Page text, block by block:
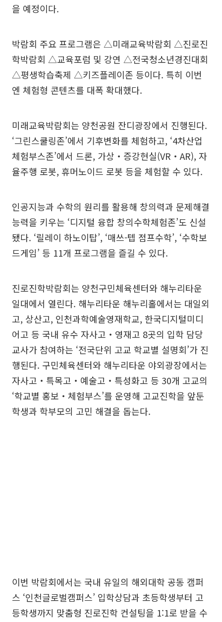
을 예정이다.
박람회 주요 프로그램은 △미래교육박람회 △진로진
학박람회 △교육포럼 및 강연 △전국청소년경진대회
△평생학습축제 △키즈플레이존 등이다. 특히 이번
엔 체험형 콘텐츠를 대폭 확대했다.
미래교육박람회는 양천공원 잔디광장에서 진행된다.
‘그린스쿨링존’에서 기후변화를 체험하고, ‘4차산업
체험부스존’에서 드론, 가상‧증강현실(VR‧AR), 자
율주행 로봇, 휴머노이드 로봇 등을 체험할 수 있다.
인공지능과 수학의 원리를 활용해 창의력과 문제해결
능력을 키우는 ‘디지털 융합 창의수학체험존’도 신설
됐다. ‘릴레이 하노이탑’, ‘매쓰-텝 점프수학’, ‘수학보
드게임’ 등 11개 프로그램을 즐길 수 있다.
진로진학박람회는 양천구민체육센터와 해누리타운
일대에서 열린다. 해누리타운 해누리홀에서는 대일외
고, 상산고, 인천과학예술영재학교, 한국디지털미디
어고 등 국내 유수 자사고‧영재고 8곳의 입학 담당
교사가 참여하는 ‘전국단위 고교 학교별 설명회’가 진
행된다. 구민체육센터와 해누리타운 야외광장에서는
자사고‧특목고‧예술고‧특성화고 등 30개 고교의
‘학교별 홍보‧체험부스’를 운영해 고교진학을 앞둔
학생과 학부모의 고민 해결을 돕는다.
이번 박람회에서는 국내 유일의 해외대학 공동 캠퍼
스 ‘인천글로벌캠퍼스’ 입학상담과 초등학생부터 고
등학생까지 맞춤형 진로진학 컨설팅을 1:1로 받을 수